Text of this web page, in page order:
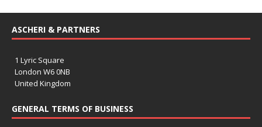
ASCHERI & PARTNERS
1 Lyric Square
London W6 0NB
United Kingdom
GENERAL TERMS OF BUSINESS